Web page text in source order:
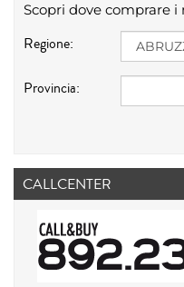
Scopri dove comprare
Regione:
Provincia:
CALLCENTER